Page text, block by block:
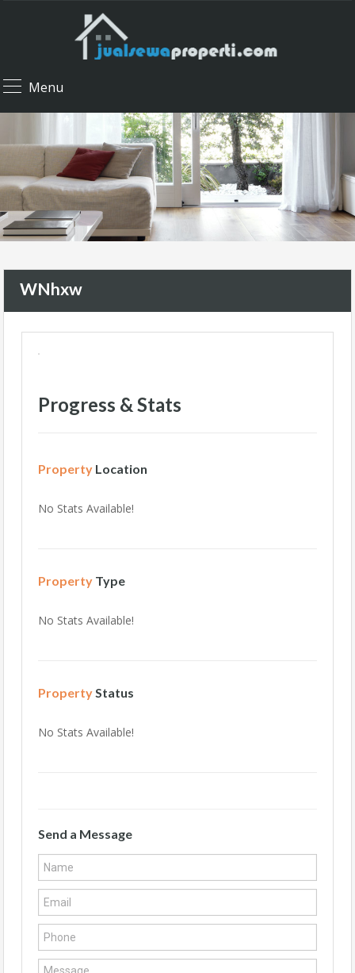
Menu
WNhxw
Progress & Stats
Property Location
No Stats Available!
Property Type
No Stats Available!
Property Status
No Stats Available!
Send a Message